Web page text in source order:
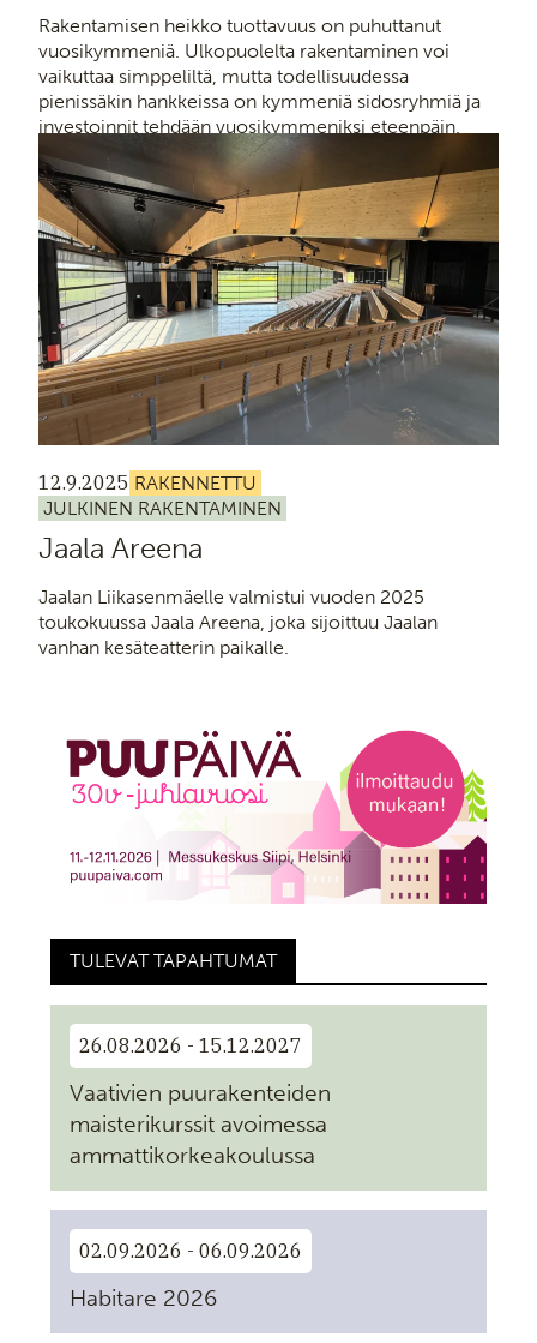
Rakentamisen heikko tuottavuus on puhuttanut
vuosikymmeniä. Ulkopuolelta rakentaminen voi
vaikuttaa simppeliltä, mutta todellisuudessa
pienissäkin hankkeissa on kymmeniä sidosryhmiä ja
investoinnit tehdään vuosikymmeniksi eteenpäin.
12.9.2025 RAKENNETTU
JULKINEN RAKENTAMINEN
Jaala Areena
Jaalan Liikasenmäelle valmistui vuoden 2025
toukokuussa Jaala Areena, joka sijoittuu Jaalan
vanhan kesäteatterin paikalle.
TULEVAT TAPAHTUMAT
26.08.2026 - 15.12.2027
Vaativien puurakenteiden
maisterikurssit avoimessa
ammattikorkeakoulussa
02.09.2026 - 06.09.2026
Habitare 2026